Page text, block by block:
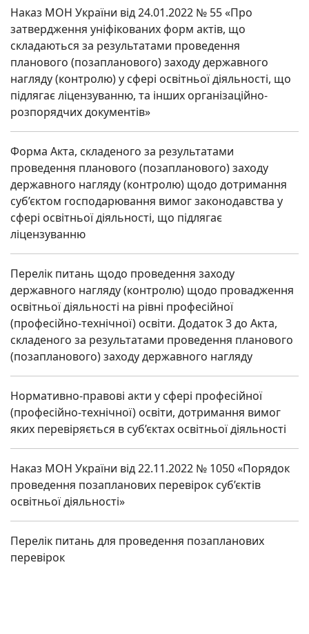
Наказ МОН України від 24.01.2022 № 55 «Про
затвердження уніфікованих форм актів, що
складаються за результатами проведення
планового (позапланового) заходу державного
нагляду (контролю) у сфері освітньої діяльності, що
підлягає ліцензуванню, та інших організаційно-
розпорядчих документів»
Форма Акта, складеного за результатами
проведення планового (позапланового) заходу
державного нагляду (контролю) щодо дотримання
суб’єктом господарювання вимог законодавства у
сфері освітньої діяльності, що підлягає
ліцензуванню
Перелік питань щодо проведення заходу
державного нагляду (контролю) щодо провадження
освітньої діяльності на рівні професійної
(професійно-технічної) освіти. Додаток 3 до Акта,
складеного за результатами проведення планового
(позапланового) заходу державного нагляду
Нормативно-правові акти у сфері професійної
(професійно-технічної) освіти, дотримання вимог
яких перевіряється в суб’єктах освітньої діяльності
Наказ МОН України від 22.11.2022 № 1050 «Порядок
проведення позапланових перевірок суб’єктів
освітньої діяльності»
Перелік питань для проведення позапланових
перевірок